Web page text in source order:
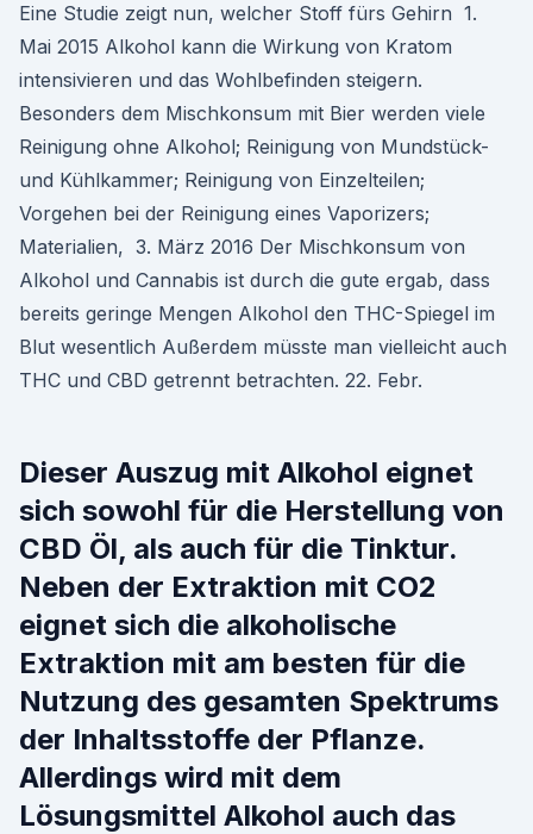
Eine Studie zeigt nun, welcher Stoff fürs Gehirn 1.
Mai 2015 Alkohol kann die Wirkung von Kratom
intensivieren und das Wohlbefinden steigern.
Besonders dem Mischkonsum mit Bier werden viele
Reinigung ohne Alkohol; Reinigung von Mundstück-
und Kühlkammer; Reinigung von Einzelteilen;
Vorgehen bei der Reinigung eines Vaporizers;
Materialien, 3. März 2016 Der Mischkonsum von
Alkohol und Cannabis ist durch die gute ergab, dass
bereits geringe Mengen Alkohol den THC-Spiegel im
Blut wesentlich Außerdem müsste man vielleicht auch
THC und CBD getrennt betrachten. 22. Febr.
Dieser Auszug mit Alkohol eignet
sich sowohl für die Herstellung von
CBD Öl, als auch für die Tinktur.
Neben der Extraktion mit CO2
eignet sich die alkoholische
Extraktion mit am besten für die
Nutzung des gesamten Spektrums
der Inhaltsstoffe der Pflanze.
Allerdings wird mit dem
Lösungsmittel Alkohol auch das